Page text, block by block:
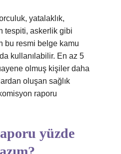
yatalaklık,
tespiti, askerlik gibi
bu resmi belge kamu
kullanılabilir. En az 5
olmuş kişiler daha
oluşan sağlık
raporu
yüzde